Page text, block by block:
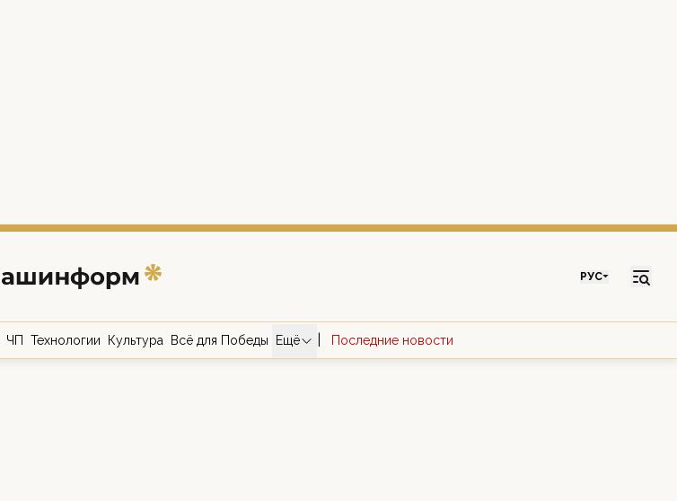
РУС
ЧП Технологии Культура Всё для Победы Ещё Последние новости